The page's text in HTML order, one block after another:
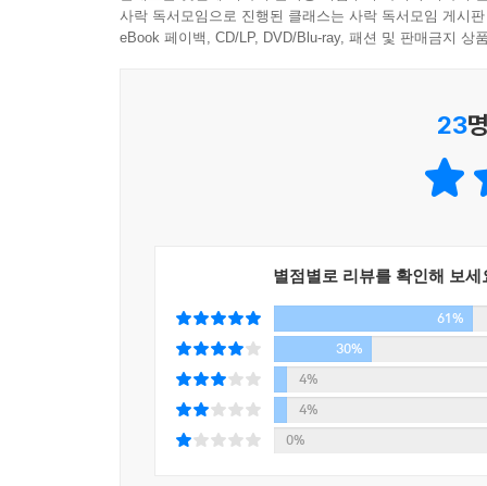
고, 아는 만큼 설렙니다. 삼성 그룹을 일군 이병철
삼류여관을 짓는다고 주변의 삼류여관만을 보고
그런데 인터넷이나 서점을 아무리 뒤져봐도 설
싶어도 규모가 큰 기업이 아닌 이상에야 간단한
지금은 디지털 환경 덕분에 세상이 빨리 변하
감춰진 전략을 소개한다. 그렇다면 이 책에는 어
시야를 넓히고 새로운 통찰력을 얻기 위해서는
것이 더 좋다. 이런 기준에 가장 가까운 도시는 이
저자는 2018년 팩토리8 연구소의 문을 열고 초
사락 독서모임으로 진행된 클래스는 사락 독서모임 게시
eBook 페이백, CD/LP, DVD/Blu-ray, 패션 및 판매금지 상
23
별점별로 리뷰를 확인해 보세
61%
30%
4%
4%
0%